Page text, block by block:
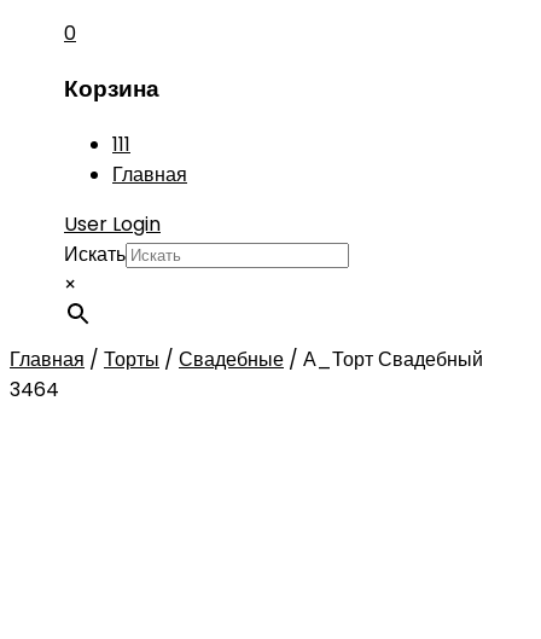
0
Корзина
111
Главная
User Login
Искать
×
Главная / Торты / Свадебные / А_Торт Свадебный
3464